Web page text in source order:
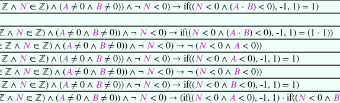
ℤ ∧ 𝑁 ∈ ℤ) ∧ (𝐴 ≠ 0 ∧ 𝐵 ≠ 0)) ∧ ¬ 𝑁 < 0) → if((𝑁 < 0 ∧ (𝐴 · 𝐵) < 0), -1, 1) = 1)
∧ 𝑁 ∈ ℤ) ∧ (𝐴 ≠ 0 ∧ 𝐵 ≠ 0)) ∧ ¬ 𝑁 < 0) → if((𝑁 < 0 ∧ (𝐴 · 𝐵) < 0), -1, 1) = (1 · 1))
ℤ ∧ 𝑁 ∈ ℤ) ∧ (𝐴 ≠ 0 ∧ 𝐵 ≠ 0)) ∧ ¬ 𝑁 < 0) → ¬ (𝑁 < 0 ∧ 𝐴 < 0))
ℤ ∧ 𝑁 ∈ ℤ) ∧ (𝐴 ≠ 0 ∧ 𝐵 ≠ 0)) ∧ ¬ 𝑁 < 0) → if((𝑁 < 0 ∧ 𝐴 < 0), -1, 1) = 1)
ℤ ∧ 𝑁 ∈ ℤ) ∧ (𝐴 ≠ 0 ∧ 𝐵 ≠ 0)) ∧ ¬ 𝑁 < 0) → ¬ (𝑁 < 0 ∧ 𝐵 < 0))
ℤ ∧ 𝑁 ∈ ℤ) ∧ (𝐴 ≠ 0 ∧ 𝐵 ≠ 0)) ∧ ¬ 𝑁 < 0) → if((𝑁 < 0 ∧ 𝐵 < 0), -1, 1) = 1)
∧ 𝑁 ∈ ℤ) ∧ (𝐴 ≠ 0 ∧ 𝐵 ≠ 0)) ∧ ¬ 𝑁 < 0) → (if((𝑁 < 0 ∧ 𝐴 < 0), -1, 1) · if((𝑁 < 0 ∧ 𝐵